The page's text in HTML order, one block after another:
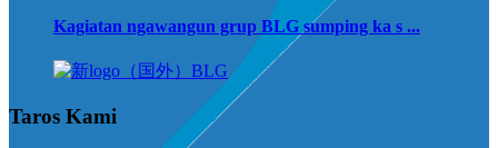
Kagiatan ngawangun grup BLG sumping ka s ...
Taros Kami